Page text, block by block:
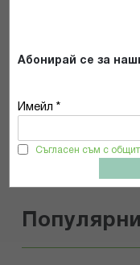
Абонирай се за
Имейл *
Съгласен съм с
Прочетох и